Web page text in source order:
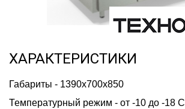
ХАРАКТЕРИСТИКИ
Габариты - 1390х700х850
Температурный режим - от -10 до -18 С